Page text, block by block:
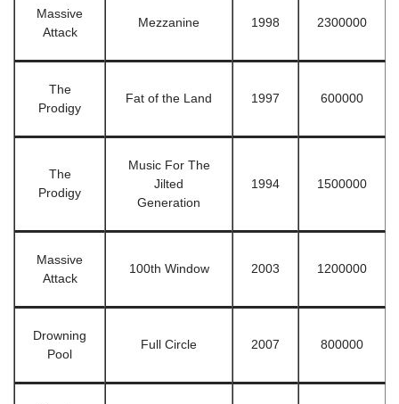
Massive
Attack
Mezzanine 1998 2300000
The
Prodigy
Fat of the Land 1997 600000
The
Prodigy
Music For The
Jilted
Generation
1994 1500000
Massive
Attack
100th Window 2003 1200000
Drowning
Pool
Full Circle 2007 800000